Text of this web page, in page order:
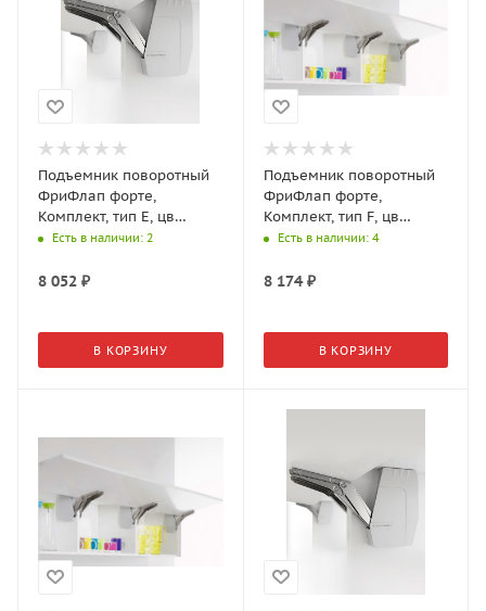
Подъемник поворотный
ФриФлап форте,
Комплект, тип E, цв
серый, вес фасада 3,5-
Есть в наличии: 2
8 052 ₽
В КОРЗИНУ
Подъемник поворотный
ФриФлап форте,
Комплект, тип F, цв
антрацит, вес фасада 5,4-
Есть в наличии: 4
8 174₽
В КОРЗИНУ